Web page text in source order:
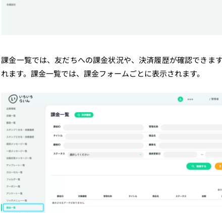
課金一覧では、友だちへの課金状況や、決済履歴が確認できま
れます。課金一覧では、課金フォームごとに表示されます。